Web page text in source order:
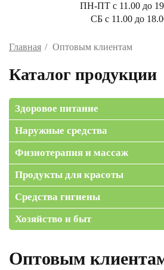
ПН-ПТ с 11.00 до
СБ с 11.00до
Главная Оптовым клиентам
Каталог продукции
Здоровое питание
Наружные средства
Физиотерапия и массаж
Продукты для красоты
Средства гигиены
Хозяйство и быт
Оптовым